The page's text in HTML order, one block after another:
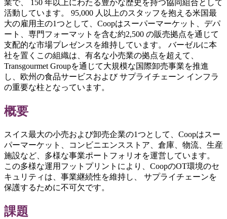
業で、 150 年以上にわたる豊かな歴史を持つ協同組合として
活動しています。 95,000 人以上のスタッフを抱える米国最
大の雇用主の1つとして、Coopはスーパーマーケット、デパ
ート、専門フォーマットを含む約2,500 の販売拠点を通じて
支配的な市場プレゼンスを維持しています。 バーゼルに本
社を置くこの組織は、有名な小売業の拠点を超えて、
Transgourmet Groupを通じて大規模な国際卸売事業を推進
し、欧州の食品サービスおよび サプライチェーン インフラ
の重要な柱となっています。
概要
スイス最大の小売および卸売企業の1つとして、Coopはスー
パーマーケット、コンビニエンスストア、倉庫、物流、生産
施設など、多様な事業ポートフォリオを運営しています。
この多様な運用フットプリントにより、CoopのOT環境のセ
キュリティは、事業継続性を維持し、 サプライチェーンを
保護するために不可欠です。
課題